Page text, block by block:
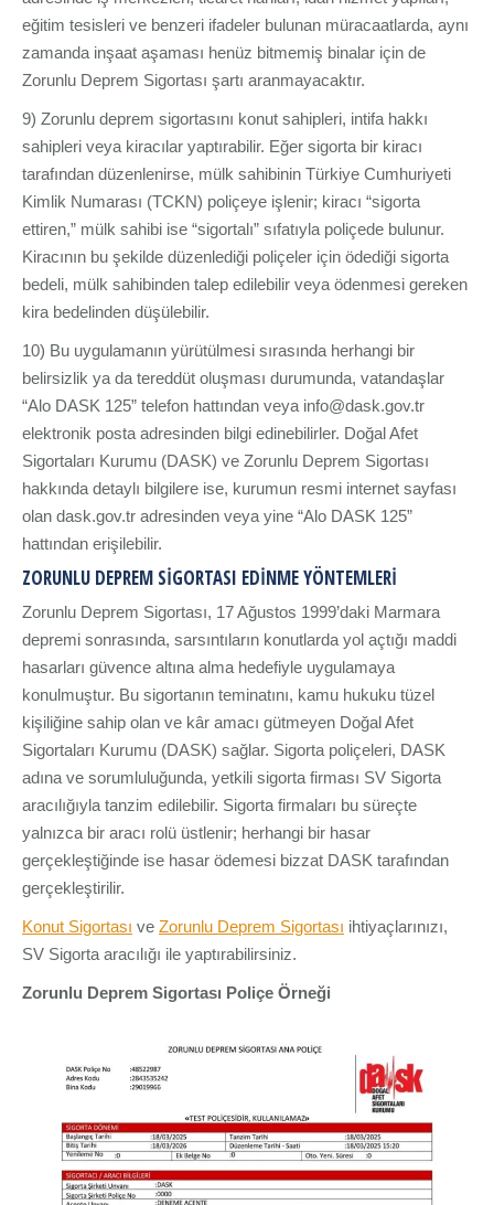
eğitim tesisleri ve benzeri ifadeler bulunan müracaatlarda, aynı
zamanda inşaat aşaması henüz bitmemiş binalar için de
Zorunlu Deprem Sigortası şartı aranmayacaktır.
9) Zorunlu deprem sigortasını konut sahipleri, intifa hakkı
sahipleri veya kiracılar yaptırabilir. Eğer sigorta bir kiracı
tarafından düzenlenirse, mülk sahibinin Türkiye Cumhuriyeti
Kimlik Numarası (TCKN) poliçeye işlenir; kiracı “sigorta
ettiren,” mülk sahibi ise “sigortalı” sıfatıyla poliçede bulunur.
Kiracının bu şekilde düzenlediği poliçeler için ödediği sigorta
bedeli, mülk sahibinden talep edilebilir veya ödenmesi gereken
kira bedelinden düşülebilir.
10) Bu uygulamanın yürütülmesi sırasında herhangi bir
belirsizlik ya da tereddüt oluşması durumunda, vatandaşlar
“Alo DASK 125” telefon hattından veya info@dask.gov.tr
elektronik posta adresinden bilgi edinebilirler. Doğal Afet
Sigortaları Kurumu (DASK) ve Zorunlu Deprem Sigortası
hakkında detaylı bilgilere ise, kurumun resmi internet sayfası
olan dask.gov.tr adresinden veya yine “Alo DASK 125”
hattından erişilebilir.
ZORUNLU DEPREM SİGORTASI EDİNME YÖNTEMLERİ
Zorunlu Deprem Sigortası, 17 Ağustos 1999’daki Marmara
depremi sonrasında, sarsıntıların konutlarda yol açtığı maddi
hasarları güvence altına alma hedefiyle uygulamaya
konulmuştur. Bu sigortanın teminatını, kamu hukuku tüzel
kişiliğine sahip olan ve kâr amacı gütmeyen Doğal Afet
Sigortaları Kurumu (DASK) sağlar. Sigorta poliçeleri, DASK
adına ve sorumluluğunda, yetkili sigorta firması SV Sigorta
aracılığıyla tanzim edilebilir. Sigorta firmaları bu süreçte
yalnızca bir aracı rolü üstlenir; herhangi bir hasar
gerçekleştiğinde ise hasar ödemesi bizzat DASK tarafından
gerçekleştirilir.
Konut Sigortası ve Zorunlu Deprem Sigortası ihtiyaçlarınızı,
SV Sigorta aracılığı ile yaptırabilirsiniz.
Zorunlu Deprem Sigortası Poliçe Örneği